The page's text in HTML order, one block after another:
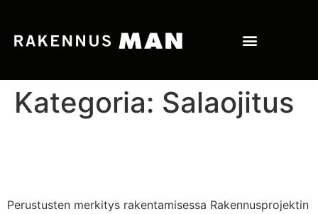
Kategoria: Salaojitus
Perustusten merkitys rakentamisessa Rakennusprojektin